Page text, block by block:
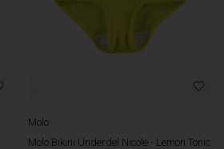
Molo
Molo Bikini Underdel Nicole - Lemon Tonic